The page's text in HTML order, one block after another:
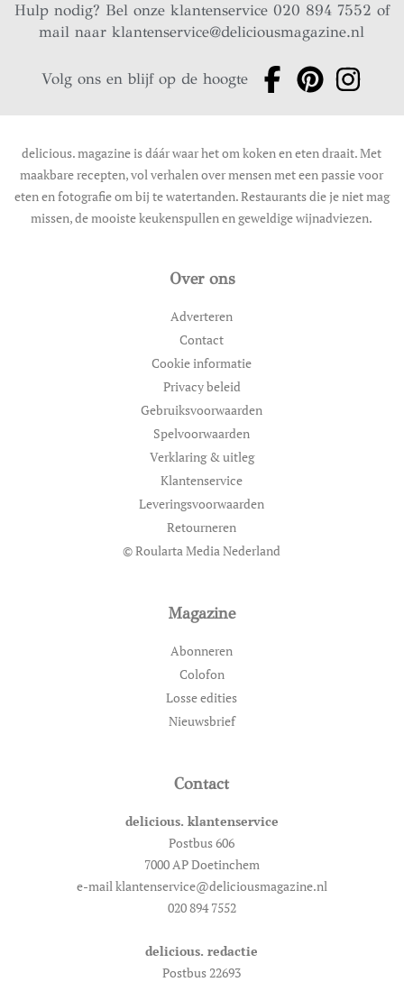
Hulp nodig? Bel onze klantenservice 020 894 7552 of
mail naarklantenservice@deliciousmagazine.nl
Volg ons en blijf op de hoogte
delicious. magazine is dáár waar het om koken en eten draait. Met
maakbare recepten, vol verhalen over mensen met een passie voor
eten en fotografie om bij te watertanden. Restaurants die je niet mag
missen, de mooiste keukenspullen en geweldige wijnadviezen.
Over ons
Adverteren
Contact
Cookie informatie
Privacy beleid
Gebruiksvoorwaarden
Spelvoorwaarden
Verklaring & uitleg
Klantenservice
Leveringsvoorwaarden
Retourneren
© Roularta Media Nederland
Magazine
Abonneren
Colofon
Losse edities
Nieuwsbrief
Contact
delicious. klantenservice
Postbus 606
7000 AP Doetinchem
e-mail klantenservice@deliciousmagazine.nl
020 894 7552
delicious. redactie
Postbus 22693